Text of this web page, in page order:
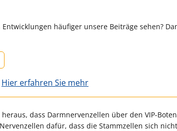
häufiger unsere Beiträge sehen?
Hier erfahren Sie mehr
dass Darmnervenzellen über den VIP-
dafür, dass die Stammzellen sich